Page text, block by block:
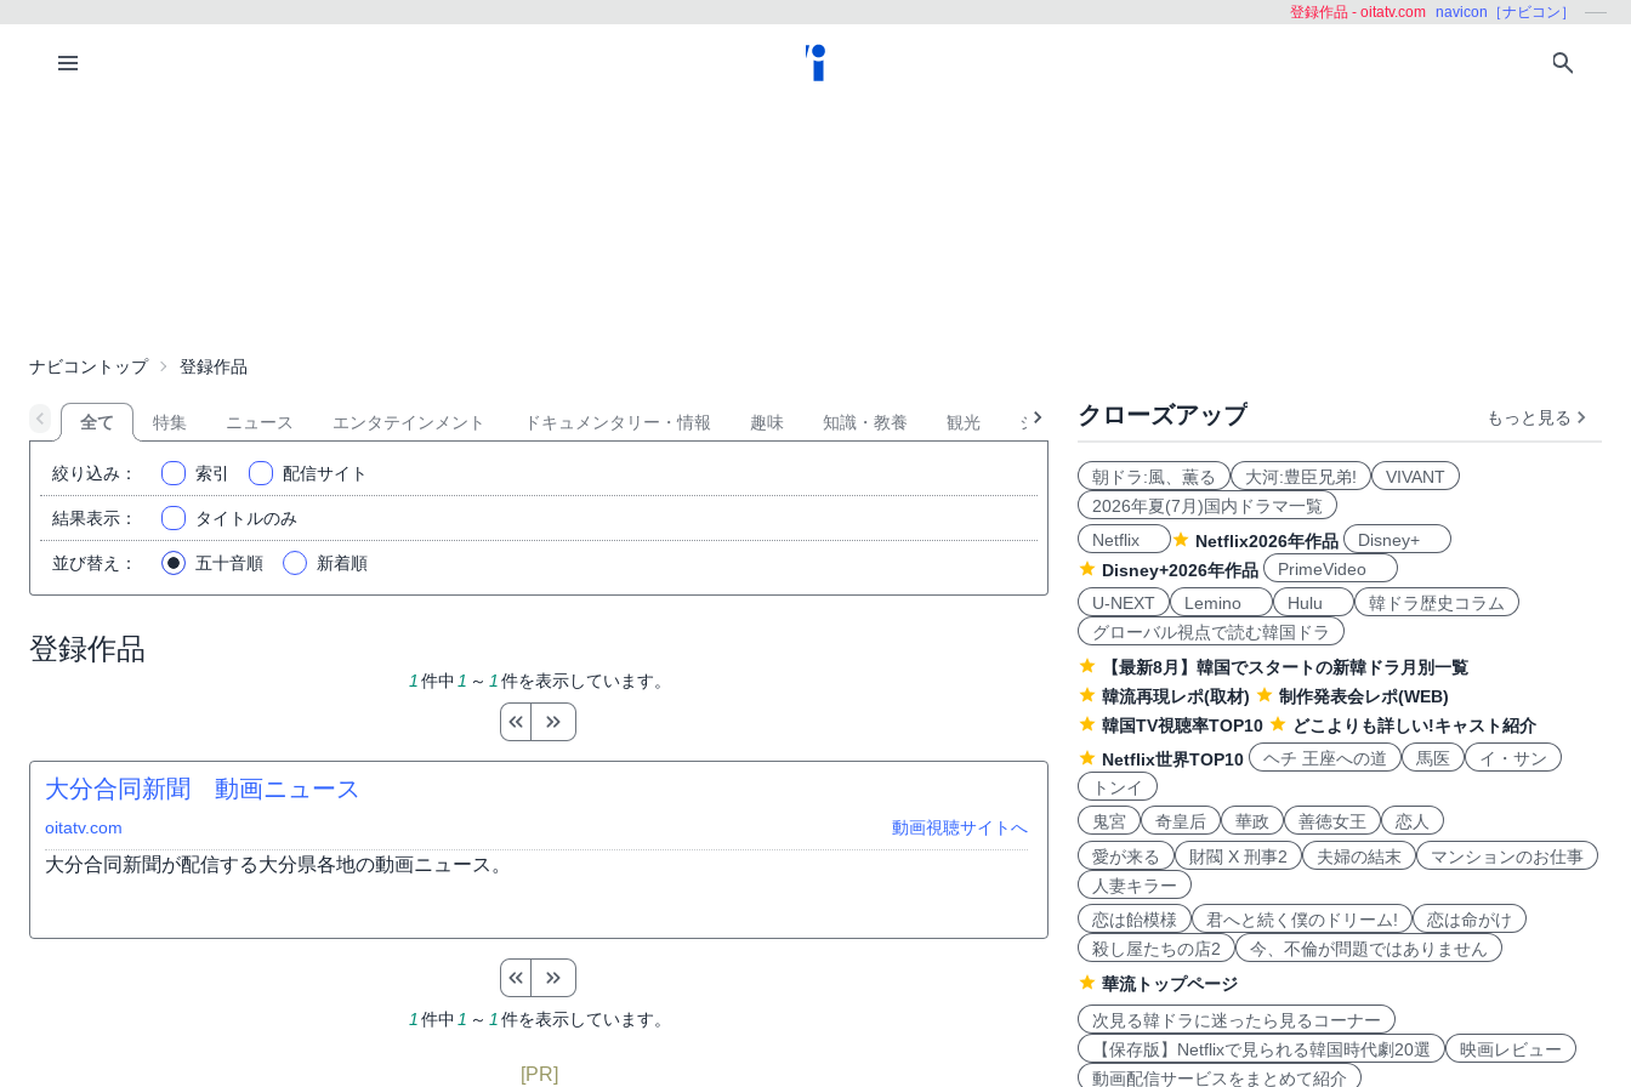
登録作品 - oitatv.com navicon［ナビコン］
ナビコントップ 登録作品
全て 特集 ニュース エンタテインメント ドキュメンタリー・情報 趣味 知識・教養 観光 ショッピング 学ぶ
絞り込み ： 索引 配信サイト
結果表示 ： タイトルのみ
並び替え ： 五十音順 新着順
登録作品
1 件中 1 ～ 1 件を表示しています。
大分合同新聞 動画ニュース
oitatv.com 動画視聴サイトへ
大分合同新聞が配信する大分県各地の動画ニュース。
1 件中 1 ～ 1 件を表示しています。
[PR]
クローズアップ もっと見る
朝ドラ:風、薫る 大河:豊臣兄弟!
VIVANT
2026年夏(7月)国内ドラマ一覧
Netflix
Netflix2026年作品
Disney+
Disney+2026年作品
PrimeVideo
U-NEXT
Lemino Hulu
韓ドラ歴史コラム
グローバル視点で読む韓国ドラ
【最新8月】韓国でスタートの新韓ドラ月別一覧
韓流再現レポ(取材)
制作発表会レポ(WEB)
韓国TV視聴率TOP10
どこよりも詳しい!キャスト紹介
Netflix世界TOP10
ヘチ 王座への道 馬医
イ・サン
トンイ
鬼宮
奇皇后 華政 善徳女王
恋人
愛が来る
財閥 X 刑事2 夫婦の結末
マンションのお仕事
人妻キラー
恋は飴模様
君へと続く僕のドリーム!
恋は命がけ
殺し屋たちの店2
今、不倫が問題ではありません
華流トップページ
次見る韓ドラに迷ったら見るコーナー
【保存版】Netflixで見られる韓国時代劇20選
映画レビュー
動画配信サービスをまとめて紹介